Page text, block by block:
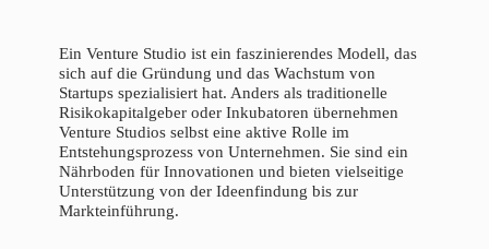
Ein Venture Studio ist ein faszinierendes Modell, das
sich auf die Gründung und das Wachstum von
Startups spezialisiert hat. Anders als traditionelle
Risikokapitalgeber oder Inkubatoren übernehmen
Venture Studios selbst eine aktive Rolle im
Entstehungsprozess von Unternehmen. Sie sind ein
Nährboden für Innovationen und bieten vielseitige
Unterstützung von der Ideenfindung bis zur
Markteinführung.